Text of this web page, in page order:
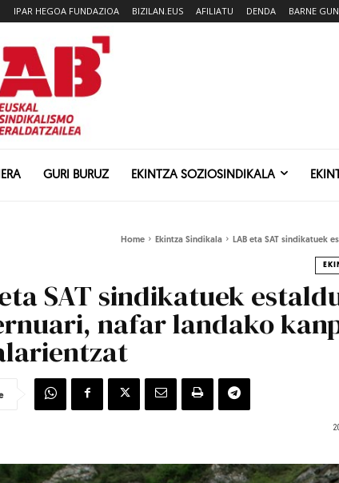
IPAR HEGOA FUNDAZIOA BIZILAN.EUS AFILIATU DENDA BARNE
GURI BURUZ EKINTZA SOZIOSINDIKALA
Home Ekintza Sindikala LAB eta SAT sindikatuek
SAT sindikatuek
nafar landako